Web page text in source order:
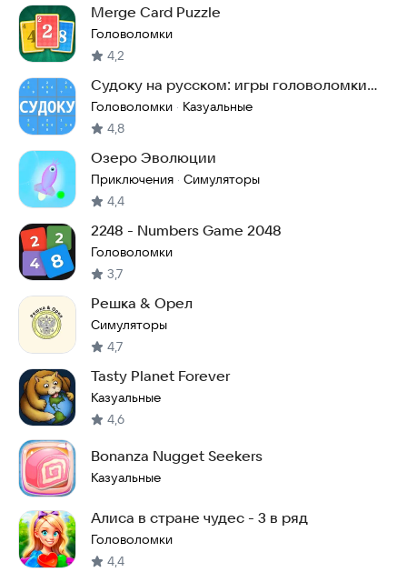
Merge Card Puzzle
Головоломки
4,2
Судоку на русском: игры головоломки
без интернета
Головоломки · Казуальные
4,8
Озеро Эволюции
Приключения · Симуляторы
4,4
2248 - Numbers Game 2048
Головоломки
3,7
Решка & Орел
Симуляторы
4,7
Tasty Planet Forever
Казуальные
4,6
Bonanza Nugget Seekers
Казуальные
Алиса в стране чудес - 3 в ряд
Головоломки
4,4